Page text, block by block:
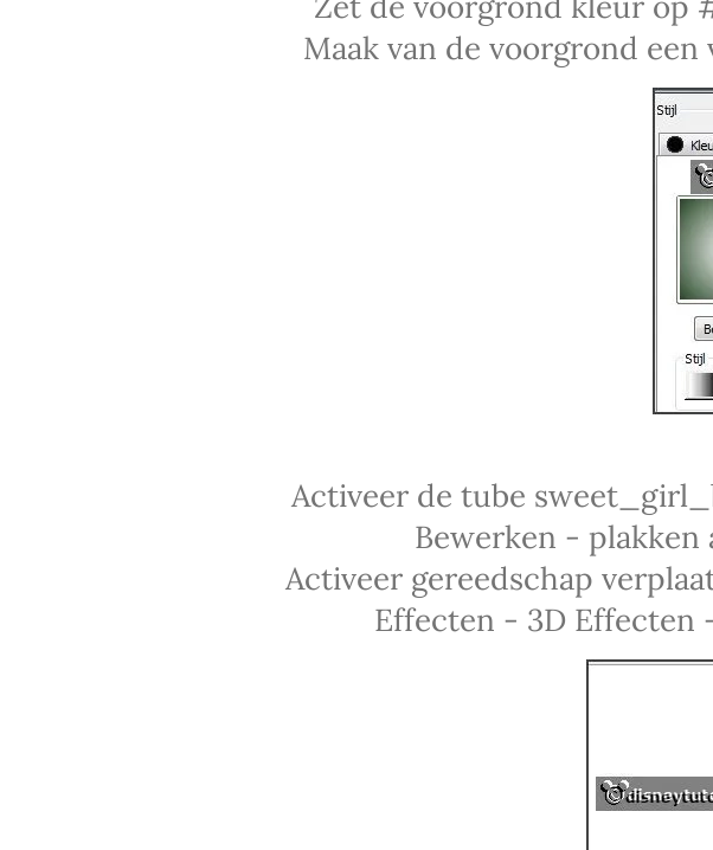
Maak van de voorgrond
Activeer de tube
Bewerken - plakken
Activeer gereedschap
Effecten - 3D Effecten